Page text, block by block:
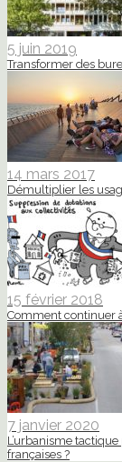
5 juin 2019
Transformer des
14 mars 2017
Démultiplier les
15 février 2018
Comment continuer
7 janvier 2020
L’urbanisme
françaises ?